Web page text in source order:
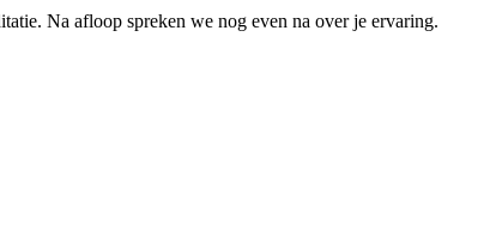
Na afloop spreken we nog even na over je ervaring.